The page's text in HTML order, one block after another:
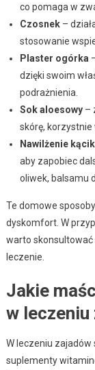
co pomaga w
Czosnek–
stosowanie
Plaster ogórka
dzięki swoim
podrażnienia.
Sok aloesowy–
skórę, korzystnie
Nawilżenie
aby zapobiec
oliwek, balsamu
Te domowe
dyskomfort. W
warto skonsultować
leczenie.
Jakie
w leczeniu
W leczeniu
suplementy